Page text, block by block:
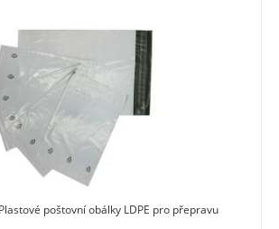
poštovní obálky LDPE pro přepravu